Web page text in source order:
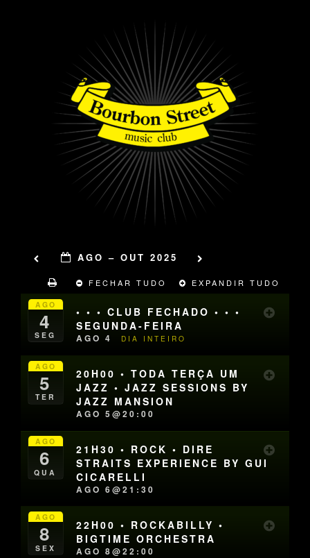
AGO – OUT 2025
FECHAR TUDO EXPANDIR TUDO
AGO
4
SEG
• • • CLUB FECHADO • • •
SEGUNDA-FEIRA
AGO 4 DIA INTEIRO
AGO
5
TER
20H00 • TODA TERÇA UM
JAZZ • JAZZ SESSIONS BY
JAZZ MANSION
AGO 5@20:00
AGO
6
QUA
21H30 • ROCK • DIRE
STRAITS EXPERIENCE BY GUI
CICARELLI
AGO 6@21:30
AGO
8
SEX
22H00 • ROCKABILLY •
BIGTIME ORCHESTRA
AGO 8@22:00